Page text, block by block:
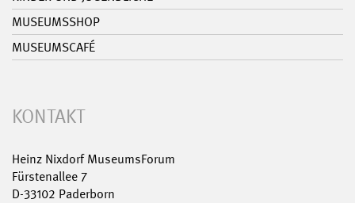
MUSEUMSSHOP
MUSEUMSCAFÉ
KONTAKT
Heinz Nixdorf MuseumsForum
Fürstenallee 7
D-33102 Paderborn